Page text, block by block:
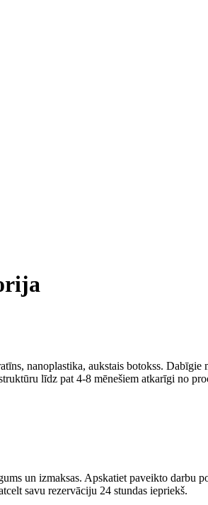
nanoplastika, aukstais botokss.
līdz pat 4-8 mēnešiem atkarīgi no
un izmaksas. Apskatiet paveikto darbu
savu rezervāciju 24 stundas iepriekš.